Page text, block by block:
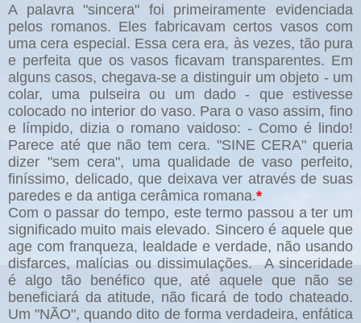
A palavra "sincera" foi primeiramente evidenciada
pelos romanos. Eles fabricavam certos vasos com
uma cera especial. Essa cera era, às vezes, tão pura
e perfeita que os vasos ficavam transparentes. Em
alguns casos, chegava-se a distinguir um objeto - um
colar, uma pulseira ou um dado - que estivesse
colocado no interior do vaso. Para o vaso assim, fino
e límpido, dizia o romano vaidoso: - Como é lindo!
Parece até que não tem cera. "SINE CERA" queria
dizer "sem cera", uma qualidade de vaso perfeito,
finíssimo, delicado, que deixava ver através de suas
paredes e da antiga cerâmica romana.*
Com o passar do tempo, este termo passou a ter um
significado muito mais elevado. Sincero é aquele que
age com franqueza, lealdade e verdade, não usando
disfarces, malícias ou dissimulações. A sinceridade
é algo tão benéfico que, até aquele que não se
beneficiará da atitude, não ficará de todo chateado.
Um "NÃO", quando dito de forma verdadeira, enfática